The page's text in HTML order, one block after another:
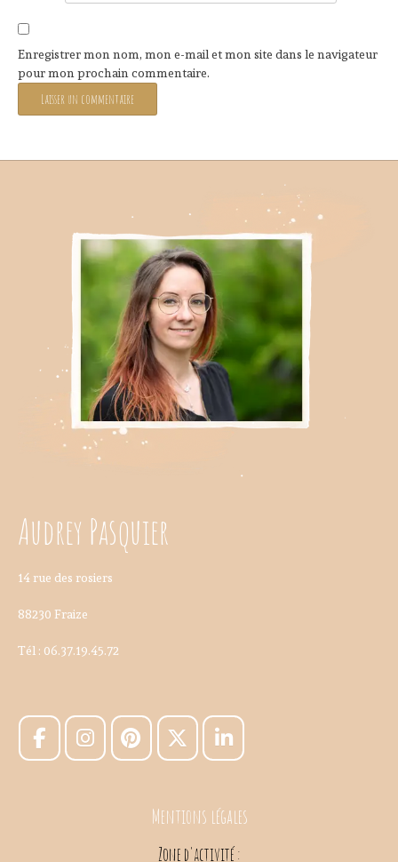
Enregistrer mon nom, mon e-mail et mon site dans le navigateur
pour mon prochain commentaire.
Audrey Pasquier
14 rue des rosiers
88230 Fraize
Tél : 06.37.19.45.72
Mentions légales
Zone d'activité :